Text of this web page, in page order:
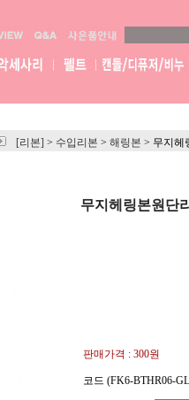
[리본] > 수입리본 > 해링본 > 무지헤
무지헤링본원단
판매가격 : 300원
코드 (FK6-BTHR06-